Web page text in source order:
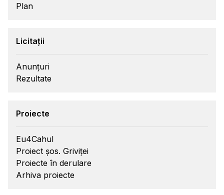
Plan
Licitații
Anunțuri
Rezultate
Proiecte
Eu4Cahul
Proiect șos. Griviței
Proiecte în derulare
Arhiva proiecte